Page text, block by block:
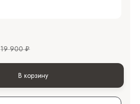
19 900 ₽
В корзину